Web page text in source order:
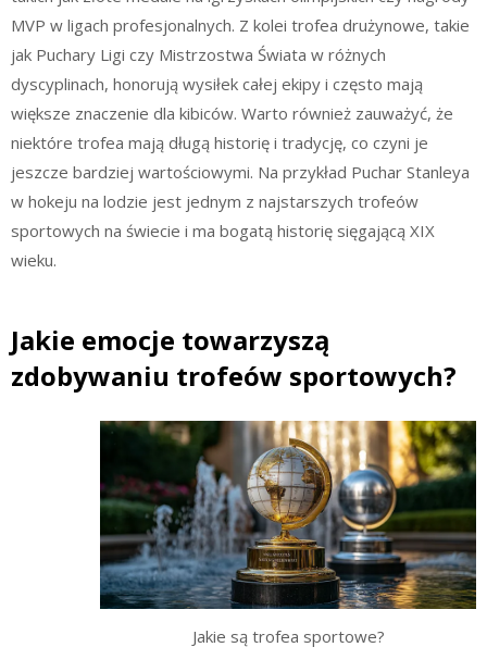
MVP w ligach profesjonalnych. Z kolei trofea drużynowe, takie
jak Puchary Ligi czy Mistrzostwa Świata w różnych
dyscyplinach, honorują wysiłek całej ekipy i często mają
większe znaczenie dla kibiców. Warto również zauważyć, że
niektóre trofea mają długą historię i tradycję, co czyni je
jeszcze bardziej wartościowymi. Na przykład Puchar Stanleya
w hokeju na lodzie jest jednym z najstarszych trofeów
sportowych na świecie i ma bogatą historię sięgającą XIX
wieku.
Jakie emocje towarzyszą
zdobywaniu trofeów sportowych?
Jakie są trofea sportowe?